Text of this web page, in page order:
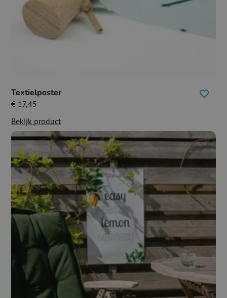
Textielposter
€ 17,45
Bekijk product